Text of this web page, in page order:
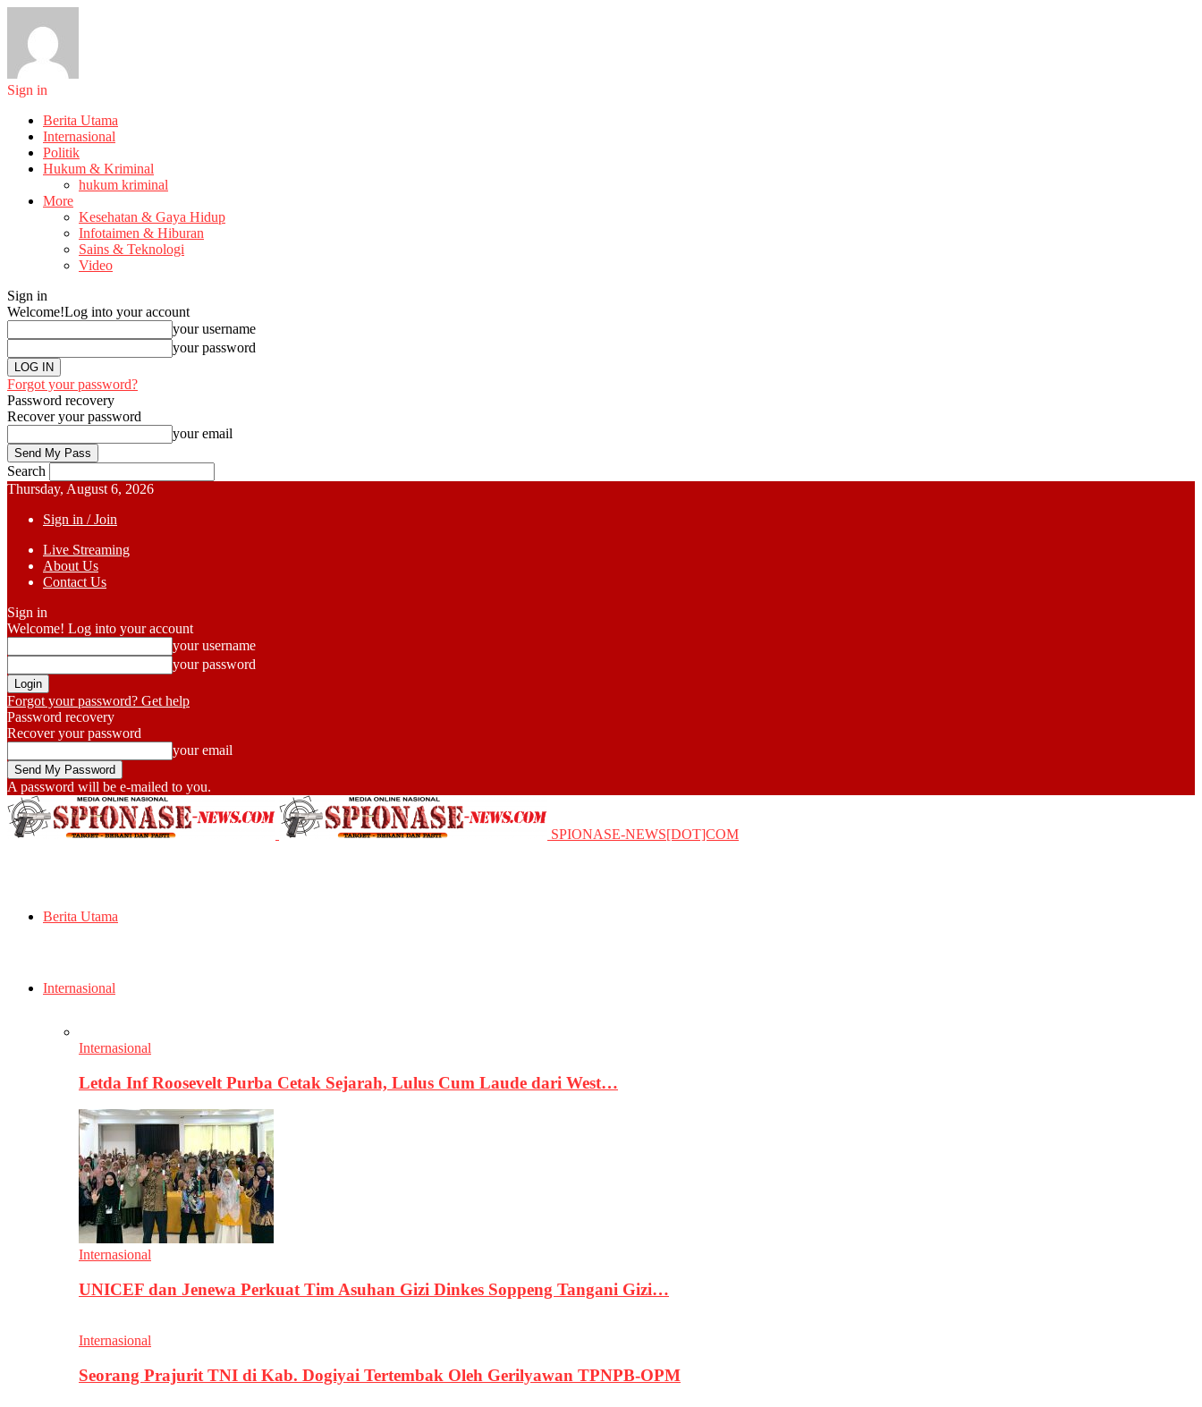
Sign in
Berita Utama
Internasional
Politik
Hukum & Kriminal
hukum kriminal
More
Kesehatan & Gaya Hidup
Infotaimen & Hiburan
Sains & Teknologi
Video
Sign in
Welcome!Log into your account
your username
your password
Forgot your password?
Password recovery
Recover your password
your email
Search
Thursday, August 6, 2026
Sign in / Join
Live Streaming
About Us
Contact Us
Sign in
Welcome! Log into your account
your username
your password
Forgot your password? Get help
Password recovery
Recover your password
your email
A password will be e-mailed to you.
SPIONASE-NEWS[DOT]COM
Berita Utama
Internasional
Internasional
Letda Inf Roosevelt Purba Cetak Sejarah, Lulus Cum Laude dari West…
Internasional
UNICEF dan Jenewa Perkuat Tim Asuhan Gizi Dinkes Soppeng Tangani Gizi…
Internasional
Seorang Prajurit TNI di Kab. Dogiyai Tertembak Oleh Gerilyawan TPNPB-OPM